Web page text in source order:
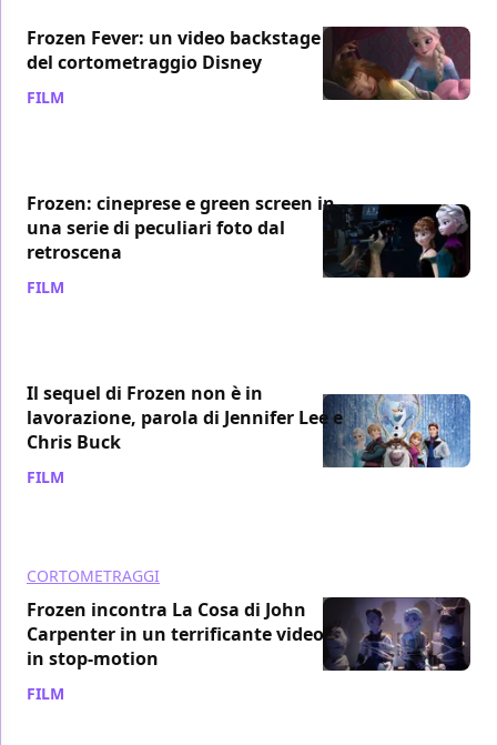
Frozen Fever: un video backstage
del cortometraggio Disney
FILM
Frozen: cineprese e green screen in
una serie di peculiari foto dal
retroscena
FILM
Il sequel di Frozen non è in
lavorazione, parola di Jennifer Lee e
Chris Buck
FILM
CORTOMETRAGGI
Frozen incontra La Cosa di John
Carpenter in un terrificante video
in stop-motion
FILM